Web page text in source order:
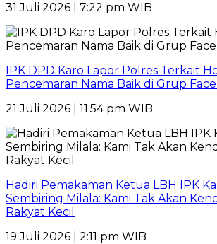
31 Juli 2026 | 7:22 pm WIB
IPK DPD Karo Lapor Polres Terkait
Pencemaran Nama Baik di Grup
21 Juli 2026 | 11:54 pm WIB
Hadiri Pemakaman Ketua LBH IPK
Sembiring Milala: Kami Tak Akan
Rakyat Kecil
19 Juli 2026 | 2:11 pm WIB